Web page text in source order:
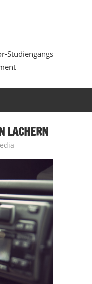
Studiengangs
LACHERN